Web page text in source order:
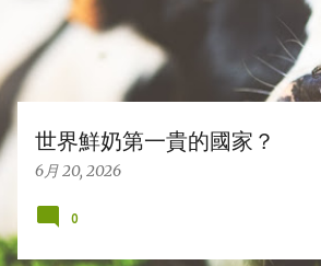
世界鮮奶第一貴的國家？
6月 20, 2026
0